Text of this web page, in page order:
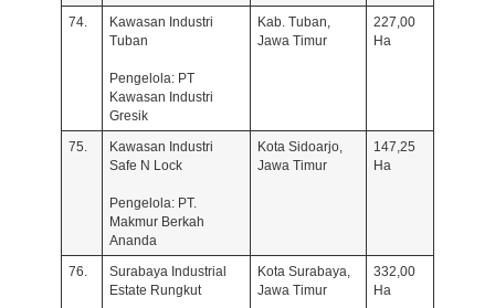
74.
Kawasan Industri
Tuban
Pengelola: PT
Kawasan Industri
Gresik
Kab. Tuban,
Jawa Timur
227,00
Ha
75.
Kawasan Industri
Safe N Lock
Pengelola: PT.
Makmur Berkah
Ananda
Kota Sidoarjo,
Jawa Timur
147,25
Ha
76.
Surabaya Industrial
Estate Rungkut
Kota Surabaya,
Jawa Timur
332,00
Ha